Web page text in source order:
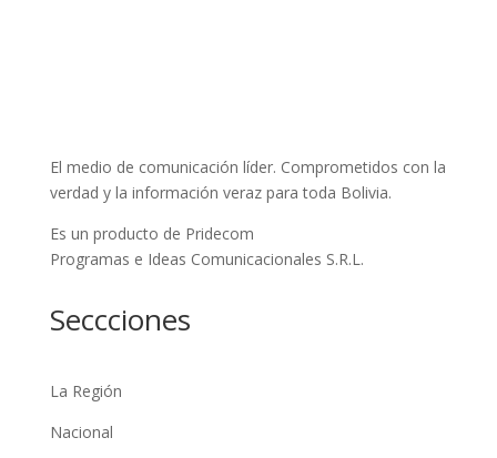
El medio de comunicación líder. Comprometidos con la
verdad y la información veraz para toda Bolivia.
Es un producto de Pridecom
Programas e Ideas Comunicacionales S.R.L.
Seccciones
La Región
Nacional